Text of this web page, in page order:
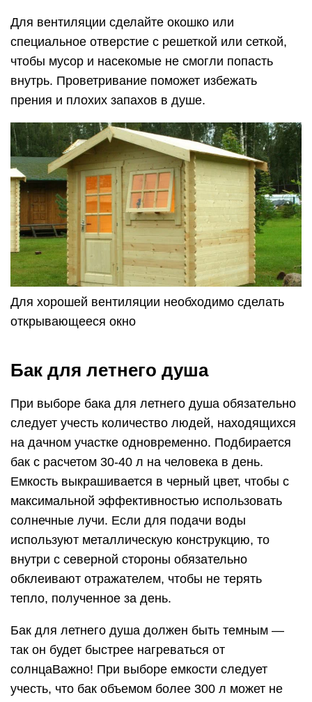
Для вентиляции сделайте окошко или
специальное отверстие с решеткой или сеткой,
чтобы мусор и насекомые не смогли попасть
внутрь. Проветривание поможет избежать
прения и плохих запахов в душе.
Для хорошей вентиляции необходимо сделать
открывающееся окно
Бак для летнего душа
При выборе бака для летнего душа обязательно
следует учесть количество людей, находящихся
на дачном участке одновременно. Подбирается
бак с расчетом 30-40 л на человека в день.
Емкость выкрашивается в черный цвет, чтобы с
максимальной эффективностью использовать
солнечные лучи. Если для подачи воды
используют металлическую конструкцию, то
внутри с северной стороны обязательно
обклеивают отражателем, чтобы не терять
тепло, полученное за день.
Бак для летнего душа должен быть темным —
так он будет быстрее нагреваться от
солнцаВажно! При выборе емкости следует
учесть, что бак объемом более 300 л может не